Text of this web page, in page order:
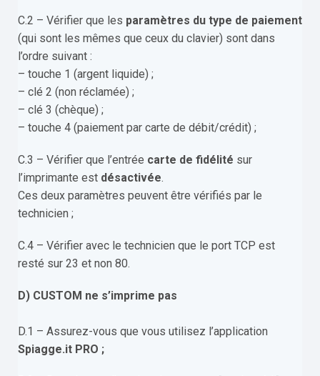
C.2 – Vérifier que les paramètres du type de paiement
(qui sont les mêmes que ceux du clavier) sont dans
l’ordre suivant :
– touche 1 (argent liquide) ;
– clé 2 (non réclamée) ;
– clé 3 (chèque) ;
– touche 4 (paiement par carte de débit/crédit) ;
C.3 – Vérifier que l’entrée carte de fidélité sur
l’imprimante est désactivée.
Ces deux paramètres peuvent être vérifiés par le
technicien ;
C.4 – Vérifier avec le technicien que le port TCP est
resté sur 23 et non 80.
D) CUSTOM ne s’imprime pas
D.1 – Assurez-vous que vous utilisez l’application
Spiagge.it PRO ;